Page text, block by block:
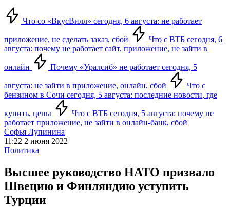
Что со «ВкусВилл» сегодня, 6 августа: не работает
приложение, не сделать заказ, сбой
Что с ВТБ сегодня, 6
августа: почему не работает сайт, приложение, не зайти в
онлайн Почему «Уралсиб» не работает сегодня, 5
августа: не зайти в приложение, онлайн, сбой
Что с
бензином в Сочи сегодня, 5 августа: последние новости, где
купить, цены
Что с ВТБ сегодня, 5 августа: почему не
работает приложение, не зайти в онлайн-банк, сбой
Софья Лупинина
11:22 2 июня 2022
Политика
Высшее руководство НАТО призвало
Швецию и Финляндию уступить
Турции